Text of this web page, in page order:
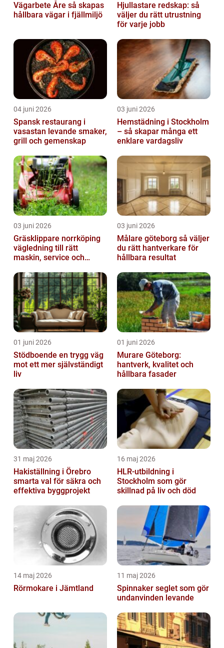
Vägarbete Åre så skapas
hållbara vägar i fjällmiljö
Hjullastare redskap: så
väljer du rätt utrustning
för varje jobb
04 juni 2026
Spansk restaurang i
vasastan levande smaker,
grill och gemenskap
03 juni 2026
Hemstädning i Stockholm
– så skapar många ett
enklare vardagsliv
03 juni 2026
Gräsklippare norrköping
vägledning till rätt
maskin, service och
03 juni 2026
Målare göteborg så väljer
du rätt hantverkare för
hållbara resultat
01 juni 2026
Stödboende en trygg väg
mot ett mer självständigt
liv
01 juni 2026
Murare Göteborg:
hantverk, kvalitet och
hållbara fasader
31 maj 2026
Hakiställning i Örebro
smarta val för säkra och
effektiva byggprojekt
16 maj 2026
HLR-utbildning i
Stockholm som gör
skillnad på liv och död
14 maj 2026
Rörmokare i Jämtland
11 maj 2026
Spinnaker seglet som gör
undanvinden levande